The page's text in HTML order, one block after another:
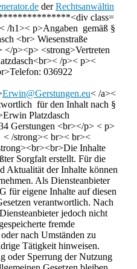
derRechtsanwältin
class=
/h1>< p>Angaben gemäß §
<br> Wiesenstraße
</p><p> <strong>Vertreten
/p>< p><
036922
Erwin@Gerstungen.eu< /a><
für den Inhalt nach §
Platzdasch
Gerstungen <br></p> < p>
< /strong>< br>< br><
Inhalte
Sorgfalt erstellt. Für die
Aktualität der Inhalte können
Als Diensteanbieter
für eigene Inhalte auf diesen
verantwortlich. Nach
jedoch nicht
fremde
nach Umständen zu
Tätigkeit hinweisen.
oder Sperrung der Nutzung